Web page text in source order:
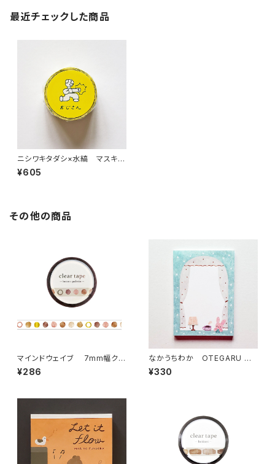
最近チェックした商品
ニシワキタダシ×水縞 マスキン
グテープ おじさん
¥605
その他の商品
マインドウェイブ 7mm幅クリ
アテープ箔押し 95301 brown
palette
¥286
なかうちわか OTEGARU ME
MO うさぎさんと珈琲 メモ
帳
¥330